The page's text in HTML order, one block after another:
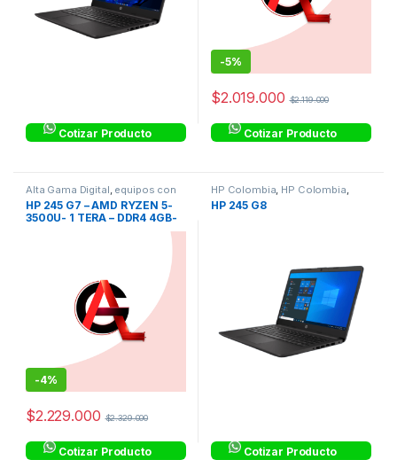
Cotizar Producto
-5%
$2.019.000 $2.119.000
Cotizar Producto
Alta Gama Digital equipos con
Windows 10 Pro ,HP Colombia
HP Colombia,Linea Hogar,
Procesadores AMD
HP 245 G7 – AMD RYZEN 5-
3500U- 1 TERA – DDR4 4GB-
-4%
$2.229.000 $2.329.000
Cotizar Producto
HP Colombia HP Colombia
Laptops & Computers
HP 245 G8
Cotizar Producto